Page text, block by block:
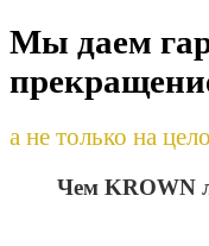
Мы даем
а не только на
Чем KROWN